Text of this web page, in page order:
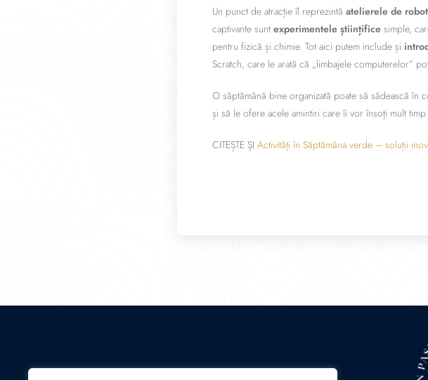
Un punct de atracție îl reprezintă atelierele de
captivante sunt experimentele științifice simple,
pentru fizică și chimie. Tot aici putem include și
Scratch, care le arată că „limbajele computerelor”
O săptămână bine organizată poate să sădească
și să le ofere acele amintiri care îi vor însoți mult
CITEȘTE ȘI Activități în Săptămâna verde – soluții